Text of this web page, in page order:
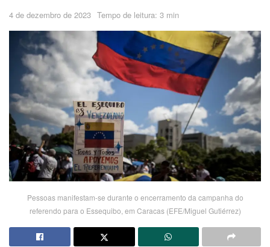
4 de dezembro de 2023 Tempo de leitura: 3 min
Pessoas manifestam-se durante o encerramento da campanha do
referendo para o Essequibo, em Caracas (EFE/Miguel Gutiérrez)